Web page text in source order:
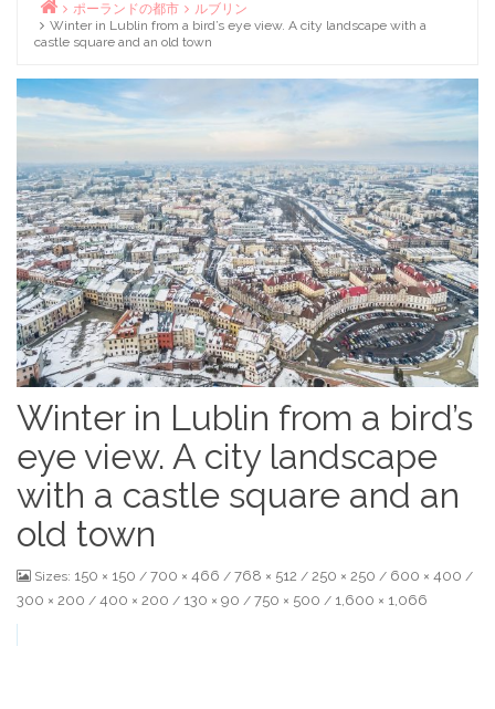
Home
ポーランドの都市
ルブリン
Winter in Lublin from a bird’s eye view. A city landscape with a
castle square and an old town
Winter in Lublin from a bird’s
eye view. A city landscape
with a castle square and an
old town
Sizes: 150 × 150 / 700 × 466 / 768 × 512 / 250 × 250 / 600 × 400 /
300 × 200 / 400 × 200 / 130 × 90 / 750 × 500 / 1,600 × 1,066